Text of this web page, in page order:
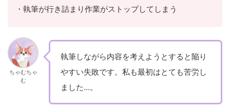
・執筆が行き詰まり作業がストップしてしまう
ちゃむちゃ
む
執筆しながら内容を考えようとすると陥り
やすい失敗です。私も最初はとても苦労し
ました…。